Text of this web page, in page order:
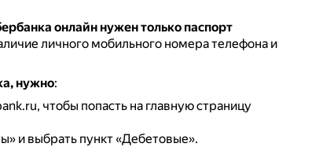
онлайн нужен только паспорт
личного мобильного номера телефона и
нужно:
чтобы попасть на главную страницу
и выбрать пункт «Дебетовые».